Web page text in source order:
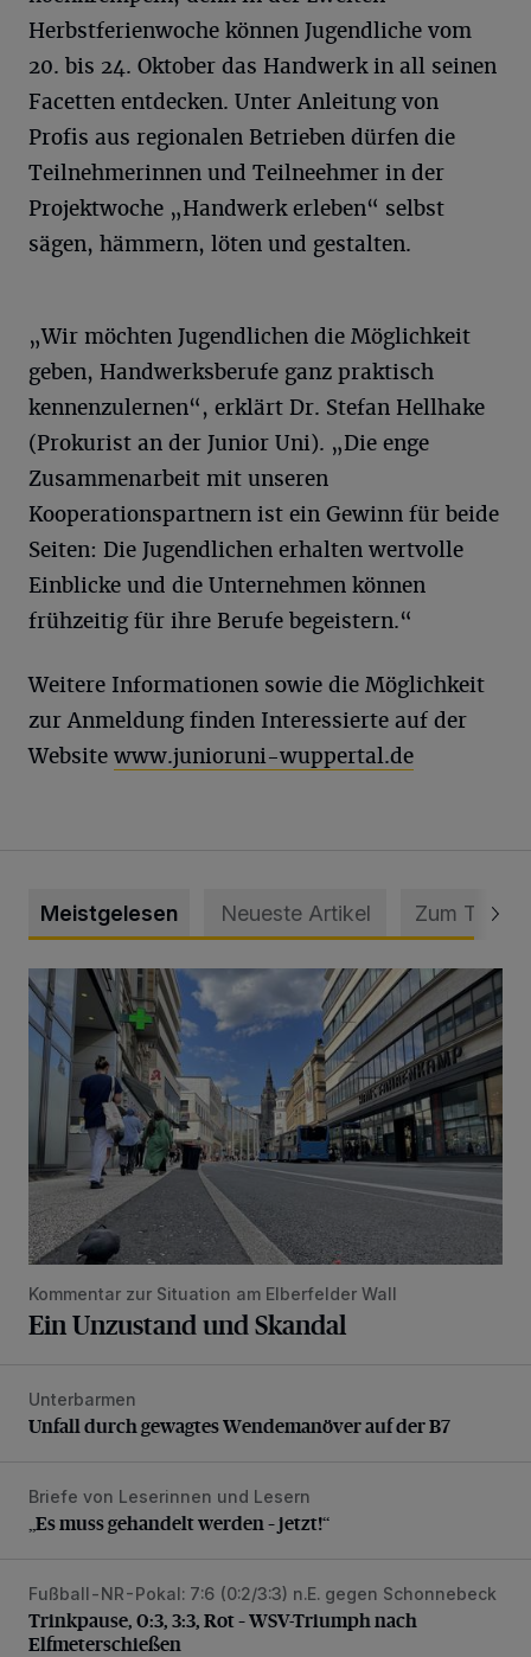
Herbstferienwoche können Jugendliche vom
20. bis 24. Oktober das Handwerk in all seinen
Facetten entdecken. Unter Anleitung von
Profis aus regionalen Betrieben dürfen die
Teilnehmerinnen und Teilneehmer in der
Projektwoche „Handwerk erleben“ selbst
sägen, hämmern, löten und gestalten.
„Wir möchten Jugendlichen die Möglichkeit
geben, Handwerksberufe ganz praktisch
kennenzulernen“, erklärt Dr. Stefan Hellhake
(Prokurist an der Junior Uni). „Die enge
Zusammenarbeit mit unseren
Kooperationspartnern ist ein Gewinn für beide
Seiten: Die Jugendlichen erhalten wertvolle
Einblicke und die Unternehmen können
frühzeitig für ihre Berufe begeistern.“
Weitere Informationen sowie die Möglichkeit
zur Anmeldung finden Interessierte auf der
Website www.junioruni-wuppertal.de
Meistgelesen Neueste Artikel Zum Thema
Ein Unzustand und Skandal
Kommentar zur Situation am Elberfelder Wall
Ein Unzustand und Skandal
Unfall durch gewagtes Wendemanöver auf der B7
Unterbarmen
Unfall durch gewagtes Wendemanöver auf der B7
„Es muss gehandelt werden – jetzt!“
Briefe von Leserinnen und Lesern
„Es muss gehandelt werden – jetzt!“
Trinkpause, 0:3, 3:3, Rot – WSV-Triumph nach
Fußball-NR-Pokal: 7:6 (0:2/3:3) n.E. gegen Schonnebeck
Trinkpause, 0:3, 3:3, Rot – WSV-Triumph nach
Elfmeterschießen